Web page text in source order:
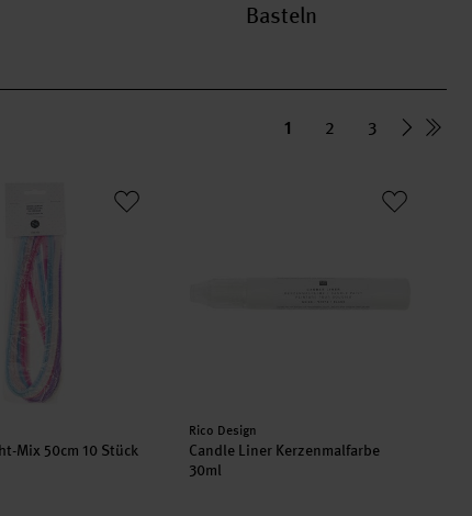
Basteln
1 2 3
Mix 50cm 10 Stück
Hersteller:
Rico Design
Candle Liner Kerzenmalfarbe
30ml